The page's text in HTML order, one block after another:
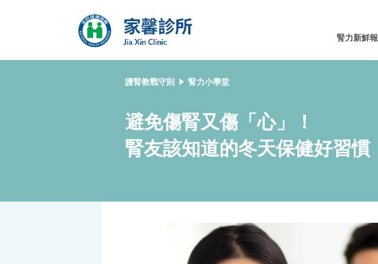
腎力新鮮報
護腎教戰守則 腎力小學堂
避免傷腎又傷「心」！
腎友該知道的冬天保健好習慣